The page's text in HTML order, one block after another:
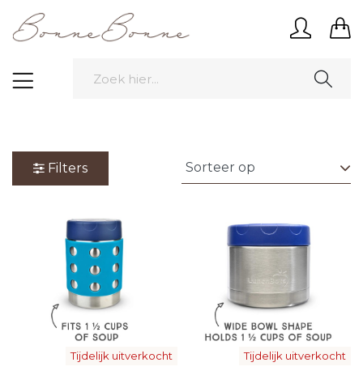
Filters
Tijdelijk uitverkocht Tijdelijk uitverkocht